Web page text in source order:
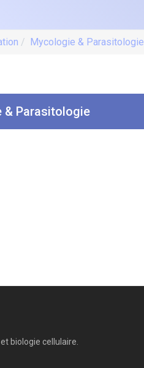
Mycologie & Parasitologie
& Parasitologie
biologie cellulaire.